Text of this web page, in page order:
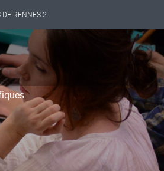
DE RENNES 2